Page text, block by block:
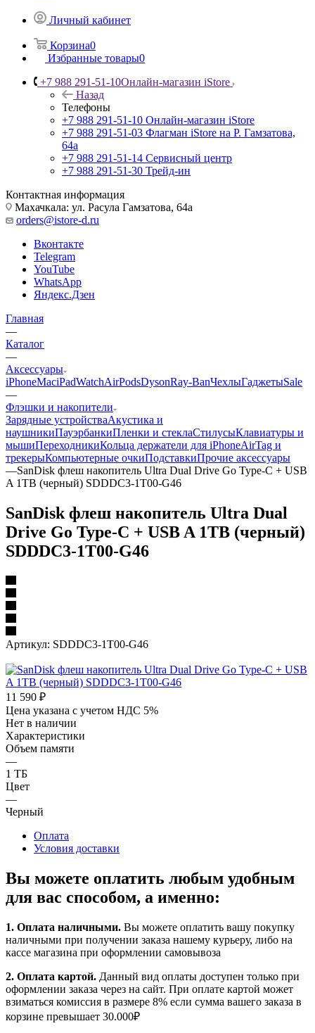
Личный кабинет
Корзина0
Избранные товары0
+7 988 291-51-10Онлайн-магазин iStore
Назад
Телефоны
+7 988 291-51-10 Онлайн-магазин iStore
+7 988 291-51-03 Флагман iStore на Р. Гамзатова,
64а
+7 988 291-51-14 Сервисный центр
+7 988 291-51-30 Трейд-ин
Контактная информация
Махачкала: ул. Расула Гамзатова, 64а
orders@istore-d.ru
Вконтакте
Telegram
YouTube
WhatsApp
Яндекс.Дзен
Главная
—
Каталог
—
Аксессуары
iPhoneMaciPadWatchAirPodsDysonRay-BanЧехлыГаджетыSale
—
Флэшки и накопители
Зарядные устройстваАкустика и
наушникиПауэрбанкиПленки и стеклаСтилусыКлавиатуры и
мышиПереходникиКольца держатели для iPhoneAirTag и
трекерыКомпьютерные очкиПодставкиПрочие аксессуары
—SanDisk флеш накопитель Ultra Dual Drive Go Type-C + USB
A 1TB (черный) SDDDC3-1T00-G46
SanDisk флеш накопитель Ultra Dual
Drive Go Type-C + USB A 1TB (черный)
SDDDC3-1T00-G46
Артикул: SDDDC3-1T00-G46
11 590 ₽
Цена указана с учетом НДС 5%
Нет в наличии
Характеристики
Объем памяти
—
1 ТБ
Цвет
—
Черный
Оплата
Условия доставки
Вы можете оплатить любым удобным
для вас способом, а именно:
1. Оплата наличными. Вы можете оплатить вашу покупку
наличными при получении заказа нашему курьеру, либо на
кассе магазина при оформлении самовывоза
2. Оплата картой. Данный вид оплаты доступен только при
оформлении заказа через на сайт. При оплате картой может
взиматься комиссия в размере 8% если сумма вашего заказа в
корзине превышает 30.000₽